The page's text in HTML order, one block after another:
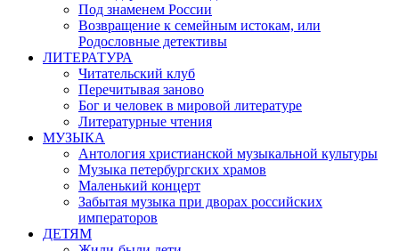
Под знаменем России
Возвращение к семейным истокам, или
Родословные детективы
ЛИТЕРАТУРА
Читательский клуб
Перечитывая заново
Бог и человек в мировой литературе
Литературные чтения
МУЗЫКА
Антология христианской музыкальной культуры
Музыка петербургских храмов
Маленький концерт
Забытая музыка при дворах российских
императоров
ДЕТЯМ